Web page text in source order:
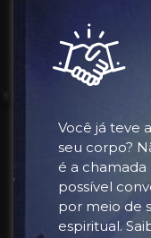
Você já teve
seu corpo?
é a chamada
possível
por meio de
espiritual.